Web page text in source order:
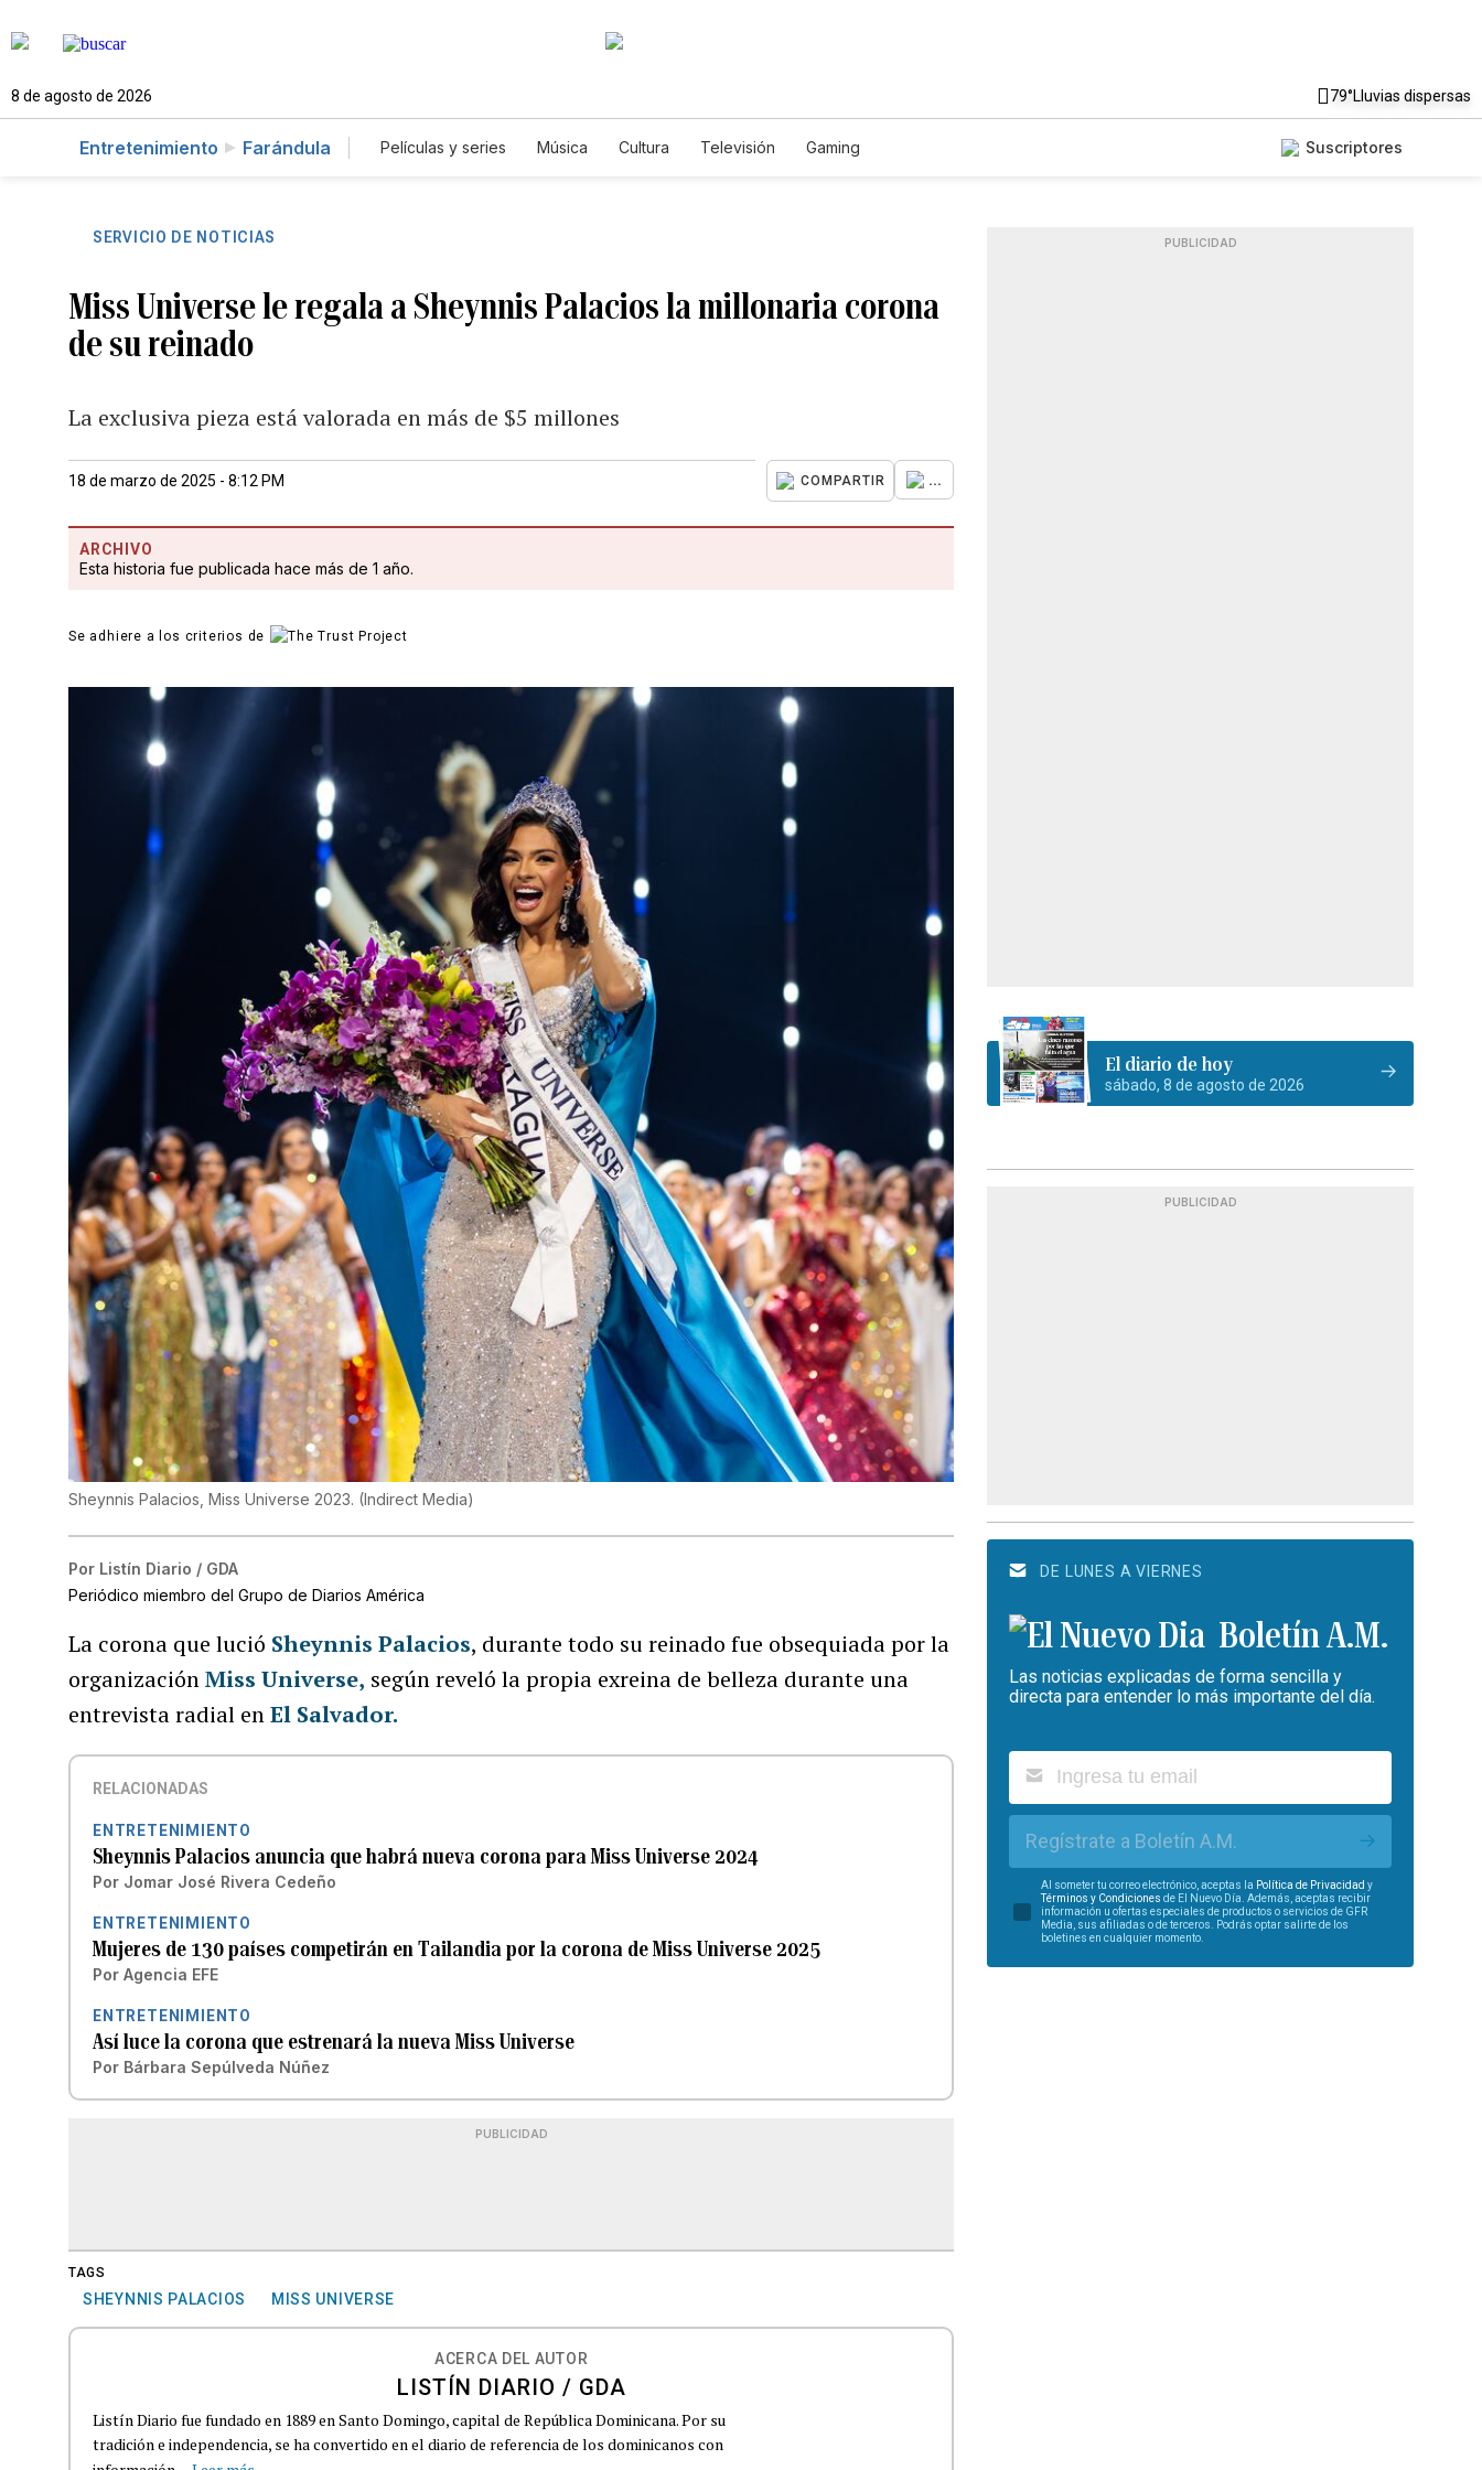
8 de agosto de 2026 79°Lluvias dispersas
Entretenimiento Farándula Películas y series Música Cultura Televisión Gaming Suscriptores
SERVICIO DE NOTICIAS
Miss Universe le regala a Sheynnis Palacios la millonaria corona
de su reinado
La exclusiva pieza está valorada en más de $5 millones
18 de marzo de 2025 - 8:12 PM COMPARTIR ...
ARCHIVO
Esta historia fue publicada hace más de 1 año.
Se adhiere a los criterios de
Sheynnis Palacios, Miss Universe 2023. ( Indirect Media)
Por Listín Diario / GDA
Periódico miembro del Grupo de Diarios América
La corona que lució Sheynnis Palacios, durante todo su reinado fue obsequiada por la
organizaciónMiss Universe, según reveló la propia exreina de belleza durante una
entrevista radial enEl Salvador.
RELACIONADAS
ENTRETENIMIENTO
Sheynnis Palacios anuncia que habrá nueva corona para Miss Universe 2024
Por Jomar José Rivera Cedeño
ENTRETENIMIENTO
Mujeres de 130 países competirán en Tailandia por la corona de Miss Universe 2025
Por Agencia EFE
ENTRETENIMIENTO
Así luce la corona que estrenará la nueva Miss Universe
Por Bárbara Sepúlveda Núñez
PUBLICIDAD
TAGS
SHEYNNIS PALACIOS MISS UNIVERSE
ACERCA DEL AUTOR
LISTÍN DIARIO / GDA
Listín Diario fue fundado en 1889 en Santo Domingo, capital de República Dominicana. Por su
tradición e independencia, se ha convertido en el diario de referencia de los dominicanos con
PUBLICIDAD
El diario de hoy
sábado, 8 de agosto de 2026
PUBLICIDAD
DE LUNES A VIERNES
Boletín A.M.
Las noticias explicadas de forma sencilla y
directa para entender lo más importante del día.
Regístrate a Boletín A.M.
Al someter tu correo electrónico, aceptas la Política de Privacidad y
Términos y Condiciones de El Nuevo Día. Además, aceptas recibir
información u ofertas especiales de productos o servicios de GFR
Media, sus afiliadas o de terceros. Podrás optar salirte de los
boletines en cualquier momento.